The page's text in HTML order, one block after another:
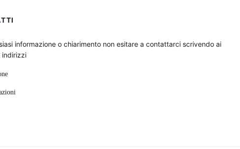
informazione o chiarimento non esitare a contattarci scrivendo ai
indirizzi